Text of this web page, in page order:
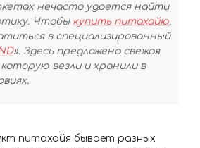
нечасто удается найти
Чтобы купить питахайю,
в специализированный
». Здесь предложена свежая
везли и хранили в
питахайя бывает разных